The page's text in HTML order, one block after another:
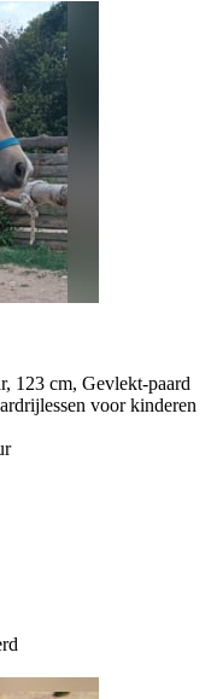
123 cm, Gevlekt-paard
voor kinderen